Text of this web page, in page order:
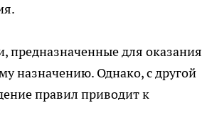
предназначенные для оказания
назначению. Однако, с другой
правил приводит к